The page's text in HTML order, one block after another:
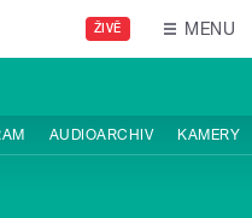
ŽIVĚ MENU
AUDIOARCHIV KAMERY